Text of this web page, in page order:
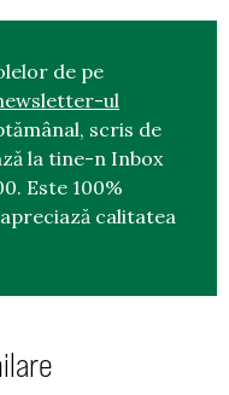
de pe
ul
scris de
la tine-n Inbox
Este 100%
calitatea